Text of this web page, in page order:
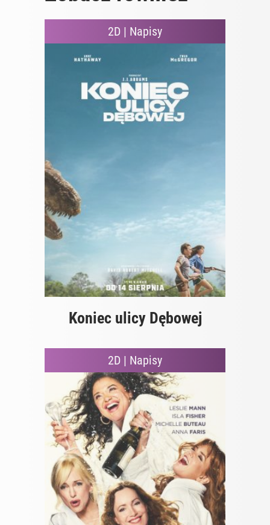
2D | Napisy
Koniec ulicy Dębowej
2D | Napisy